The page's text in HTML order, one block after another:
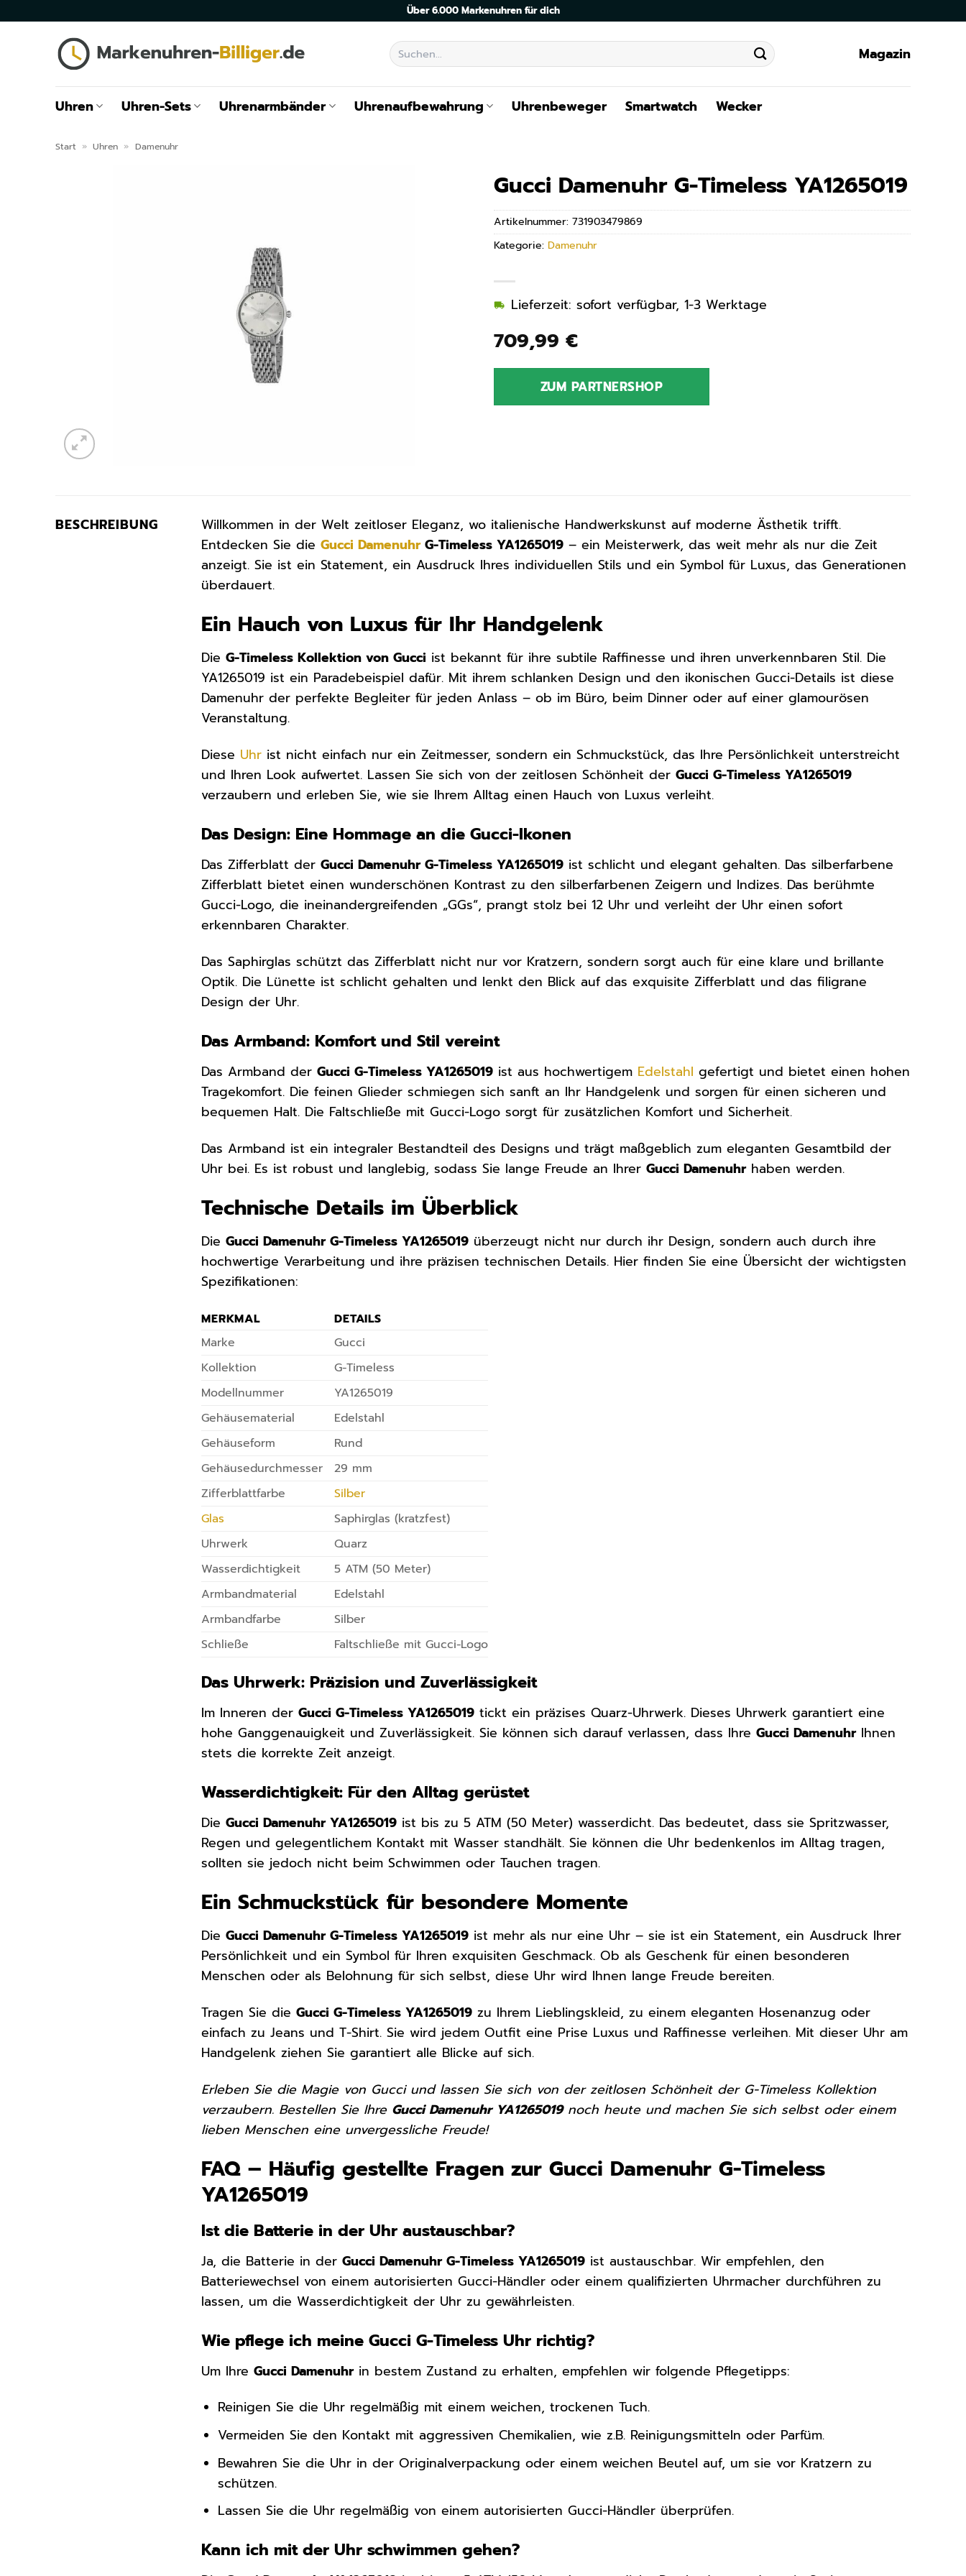
Über 6.000 Markenuhren für dich
Suchen
nach:
Magazin
Uhren Uhren-Sets Uhrenarmbänder Uhrenaufbewahrung Uhrenbeweger Smartwatch Wecker
Start » Uhren » Damenuhr
Gucci Damenuhr G-Timeless YA1265019
709,99 €
Lieferzeit: sofort verfügbar, 1-3 Werktage
ZUM PARTNERSHOP
Artikelnummer: 731903479869
Kategorie: Damenuhr
BESCHREIBUNG
Willkommen in der Welt zeitloser Eleganz, wo italienische Handwerkskunst auf moderne Ästhetik trifft.
Entdecken Sie dieGucci DamenuhrG-Timeless YA1265019 – ein Meisterwerk, das weit mehr als nur die Zeit
anzeigt. Sie ist ein Statement, ein Ausdruck Ihres individuellen Stils und ein Symbol für Luxus, das Generationen
überdauert.
Ein Hauch von Luxus für Ihr Handgelenk
DieG-Timeless Kollektion von Gucci ist bekannt für ihre subtile Raffinesse und ihren unverkennbaren Stil. Die
YA1265019 ist ein Paradebeispiel dafür. Mit ihrem schlanken Design und den ikonischen Gucci-Details ist diese
Damenuhr der perfekte Begleiter für jeden Anlass – ob im Büro, beim Dinner oder auf einer glamourösen
Veranstaltung.
Diese Uhr ist nicht einfach nur ein Zeitmesser, sondern ein Schmuckstück, das Ihre Persönlichkeit unterstreicht
und Ihren Look aufwertet. Lassen Sie sich von der zeitlosen Schönheit derGucci G-Timeless YA1265019
verzaubern und erleben Sie, wie sie Ihrem Alltag einen Hauch von Luxus verleiht.
Das Design: Eine Hommage an die Gucci-Ikonen
Das Zifferblatt derGucci Damenuhr G-Timeless YA1265019 ist schlicht und elegant gehalten. Das silberfarbene
Zifferblatt bietet einen wunderschönen Kontrast zu den silberfarbenen Zeigern und Indizes. Das berühmte
Gucci-Logo, die ineinandergreifenden „GGs“, prangt stolz bei 12 Uhr und verleiht der Uhr einen sofort
erkennbaren Charakter.
Das Saphirglas schützt das Zifferblatt nicht nur vor Kratzern, sondern sorgt auch für eine klare und brillante
Optik. Die Lünette ist schlicht gehalten und lenkt den Blick auf das exquisite Zifferblatt und das filigrane
Design der Uhr.
Das Armband: Komfort und Stil vereint
Das Armband derGucci G-Timeless YA1265019 ist aus hochwertigem Edelstahl gefertigt und bietet einen hohen
Tragekomfort. Die feinen Glieder schmiegen sich sanft an Ihr Handgelenk und sorgen für einen sicheren und
bequemen Halt. Die Faltschließe mit Gucci-Logo sorgt für zusätzlichen Komfort und Sicherheit.
Das Armband ist ein integraler Bestandteil des Designs und trägt maßgeblich zum eleganten Gesamtbild der
Uhr bei. Es ist robust und langlebig, sodass Sie lange Freude an IhrerGucci Damenuhrhaben werden.
Technische Details im Überblick
DieGucci Damenuhr G-Timeless YA1265019 überzeugt nicht nur durch ihr Design, sondern auch durch ihre
hochwertige Verarbeitung und ihre präzisen technischen Details. Hier finden Sie eine Übersicht der wichtigsten
Spezifikationen:
MERKMAL
DETAILS
Marke
Gucci
Kollektion
G-Timeless
Modellnummer
YA1265019
Gehäusematerial
Edelstahl
Gehäuseform
Rund
Gehäusedurchmesser
29 mm
Zifferblattfarbe
Silber
Glas
Saphirglas (kratzfest)
Uhrwerk
Quarz
Wasserdichtigkeit
5 ATM (50 Meter)
Armbandmaterial
Edelstahl
Armbandfarbe
Silber
Schließe
Faltschließe mit Gucci-Logo
Das Uhrwerk: Präzision und Zuverlässigkeit
Im Inneren derGucci G-Timeless YA1265019 tickt ein präzises Quarz-Uhrwerk. Dieses Uhrwerk garantiert eine
hohe Ganggenauigkeit und Zuverlässigkeit. Sie können sich darauf verlassen, dass IhreGucci DamenuhrIhnen
stets die korrekte Zeit anzeigt.
Wasserdichtigkeit: Für den Alltag gerüstet
DieGucci Damenuhr YA1265019 ist bis zu 5 ATM (50 Meter) wasserdicht. Das bedeutet, dass sie Spritzwasser,
Regen und gelegentlichem Kontakt mit Wasser standhält. Sie können die Uhr bedenkenlos im Alltag tragen,
sollten sie jedoch nicht beim Schwimmen oder Tauchen tragen.
Ein Schmuckstück für besondere Momente
DieGucci Damenuhr G-Timeless YA1265019 ist mehr als nur eine Uhr – sie ist ein Statement, ein Ausdruck Ihrer
Persönlichkeit und ein Symbol für Ihren exquisiten Geschmack. Ob als Geschenk für einen besonderen
Menschen oder als Belohnung für sich selbst, diese Uhr wird Ihnen lange Freude bereiten.
Tragen Sie dieGucci G-Timeless YA1265019 zu Ihrem Lieblingskleid, zu einem eleganten Hosenanzug oder
einfach zu Jeans und T-Shirt. Sie wird jedem Outfit eine Prise Luxus und Raffinesse verleihen. Mit dieser Uhr am
Handgelenk ziehen Sie garantiert alle Blicke auf sich.
Erleben Sie die Magie von Gucci und lassen Sie sich von der zeitlosen Schönheit der G-Timeless Kollektion
verzaubern. Bestellen Sie Ihre Gucci Damenuhr YA1265019noch heute und machen Sie sich selbst oder einem
lieben Menschen eine unvergessliche Freude!
FAQ – Häufig gestellte Fragen zur Gucci Damenuhr G-Timeless
YA1265019
Ist die Batterie in der Uhr austauschbar?
Ja, die Batterie in derGucci Damenuhr G-Timeless YA1265019 ist austauschbar. Wir empfehlen, den
Batteriewechsel von einem autorisierten Gucci-Händler oder einem qualifizierten Uhrmacher durchführen zu
lassen, um die Wasserdichtigkeit der Uhr zu gewährleisten.
Wie pflege ich meine Gucci G-Timeless Uhr richtig?
Um IhreGucci Damenuhrin bestem Zustand zu erhalten, empfehlen wir folgende Pflegetipps:
Reinigen Sie die Uhr regelmäßig mit einem weichen, trockenen Tuch.
Vermeiden Sie den Kontakt mit aggressiven Chemikalien, wie z.B. Reinigungsmitteln oder Parfüm.
Bewahren Sie die Uhr in der Originalverpackung oder einem weichen Beutel auf, um sie vor Kratzern zu
schützen.
Lassen Sie die Uhr regelmäßig von einem autorisierten Gucci-Händler überprüfen.
Kann ich mit der Uhr schwimmen gehen?